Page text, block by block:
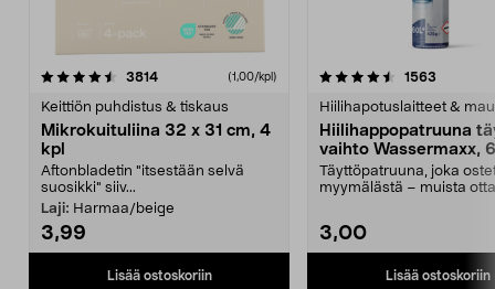
3814arvostelut (1,00/kpl)
Keittiön puhdistus & tiskaus
Mikrokuituliina 32 x 31 cm, 4
kpl
Aftonbladetin "itsestään selvä
suosikki" siiv...
Laji: Harmaa/beige
3,99
Lisää ostoskoriin
4.5viidestä
1563
Hiilihapotuslaitteet &
Hiilihappopatruuna
vaihto Wassermaxx,
Täyttöpatruuna, joka
myymälästä – muista
3,00
Lisää ostoskoriin
4.5viidestä